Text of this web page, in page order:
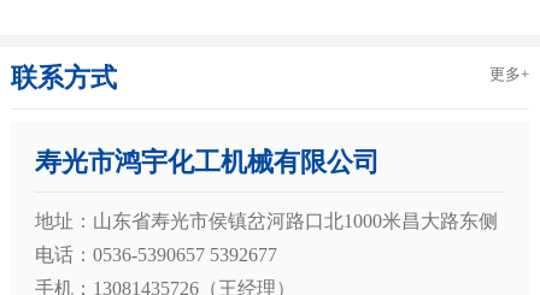
更多+
联系方式
寿光市鸿宇化工机械有限公司
地址：山东省寿光市侯镇岔河路口北1000米昌大路东侧
电话：0536-5390657 5392677
手机：13081435726（王经理）